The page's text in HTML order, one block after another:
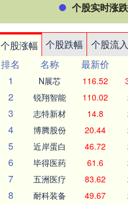
个股实时涨
个股涨幅 个股跌幅 个股流入
排名
名称 最新价
1
N展芯 116.52
2 锐翔智能 110.02
3 志特新材 14.8
4 博腾股份 20.44
5 近岸蛋白 46.72
6 毕得医药 61.6
7 五洲医疗 83.62
8 耐科装备 49.67